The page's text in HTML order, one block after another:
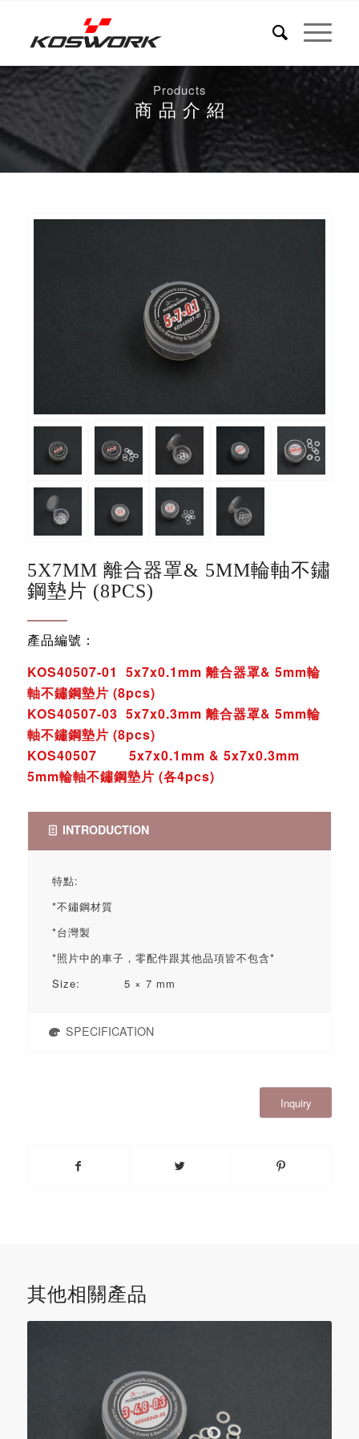
Products
商 品 介 紹
5X7MM 離合器罩& 5MM輪軸不鏽
鋼墊片 (8PCS)
產品編號：
KOS40507-01 5x7x0.1mm 離合器罩& 5mm輪
軸不鏽鋼墊片 (8pcs)
KOS40507-03 5x7x0.3mm 離合器罩& 5mm輪
軸不鏽鋼墊片 (8pcs)
KOS40507 5x7x0.1mm & 5x7x0.3mm
5mm輪軸不鏽鋼墊片 (各4pcs)
INTRODUCTION
特點:
*不鏽鋼材質
*台灣製
*照片中的車子，零配件跟其他品項皆不包含*
Size: 5 × 7 mm
SPECIFICATION
Inquiry
其他相關產品